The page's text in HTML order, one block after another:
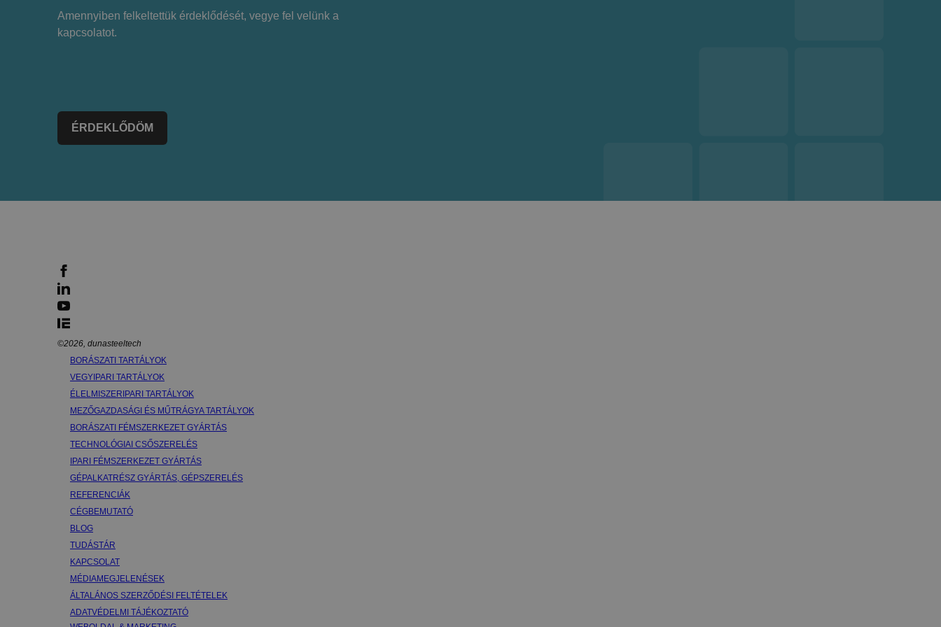
Amennyiben felkeltettük érdeklődését, vegye fel velünk a
kapcsolatot.
ÉRDEKLŐDÖM
©2026, dunasteeltech
BORÁSZATI TARTÁLYOK
VEGYIPARI TARTÁLYOK
ÉLELMISZERIPARI TARTÁLYOK
MEZŐGAZDASÁGI ÉS MŰTRÁGYA TARTÁLYOK
BORÁSZATI FÉMSZERKEZET GYÁRTÁS
TECHNOLÓGIAI CSŐSZERELÉS
IPARI FÉMSZERKEZET GYÁRTÁS
GÉPALKATRÉSZ GYÁRTÁS, GÉPSZERELÉS
REFERENCIÁK
CÉGBEMUTATÓ
BLOG
TUDÁSTÁR
KAPCSOLAT
MÉDIAMEGJELENÉSEK
ÁLTALÁNOS SZERZŐDÉSI FELTÉTELEK
ADATVÉDELMI TÁJÉKOZTATÓ